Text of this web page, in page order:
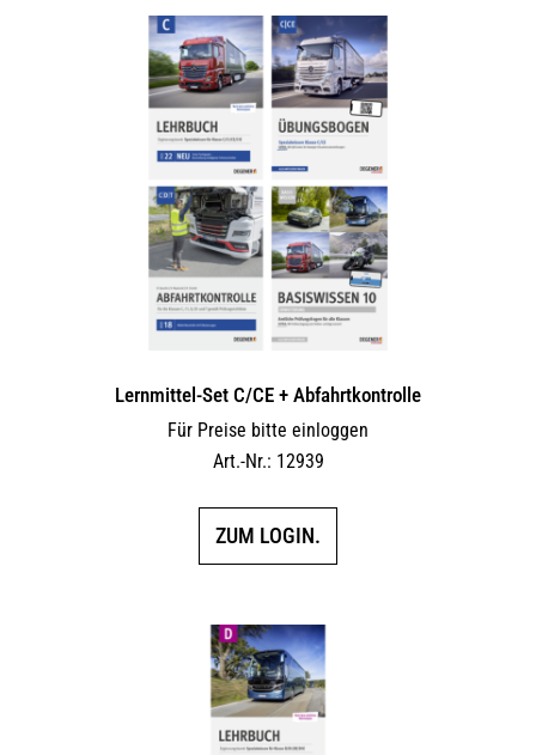
Lernmittel-Set C/CE + Abfahrtkontrolle
Für Preise bitte einloggen
Art.-Nr.: 12939
ZUM LOGIN.